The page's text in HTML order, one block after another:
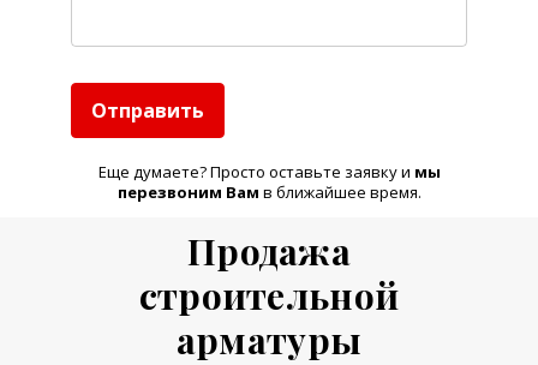
Отправить
Еще думаете? Просто оставьте заявку и мы
перезвоним Вам в ближайшее время.
Продажа
строительной
арматуры